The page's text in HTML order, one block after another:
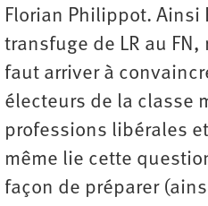
Florian Philippot. Ainsi
transfuge de LR au
faut arriver à
électeurs de la classe
professions libérales
même lie cette
façon de préparer